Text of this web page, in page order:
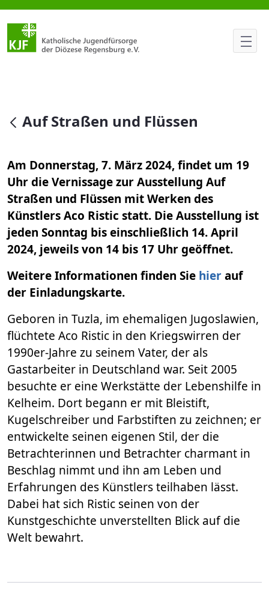
Auf Straßen und Flüssen
null
Auf Straßen und Flüssen
Am Donnerstag, 7. März 2024, findet um 19
Uhr die Vernissage zur Ausstellung Auf
Straßen und Flüssen mit Werken des
Künstlers Aco Ristic statt. Die Ausstellung ist
jeden Sonntag bis einschließlich 14. April
2024, jeweils von 14 bis 17 Uhr geöffnet.
Weitere Informationen finden Sie hierauf
der Einladungskarte.
Geboren in Tuzla, im ehemaligen Jugoslawien,
flüchtete Aco Ristic in den Kriegswirren der
1990er-Jahre zu seinem Vater, der als
Gastarbeiter in Deutschland war. Seit 2005
besuchte er eine Werkstätte der Lebenshilfe in
Kelheim. Dort begann er mit Bleistift,
Kugelschreiber und Farbstiften zu zeichnen; er
entwickelte seinen eigenen Stil, der die
Betrachterinnen und Betrachter charmant in
Beschlag nimmt und ihn am Leben und
Erfahrungen des Künstlers teilhaben lässt.
Dabei hat sich Ristic seinen von der
Kunstgeschichte unverstellten Blick auf die
Welt bewahrt.